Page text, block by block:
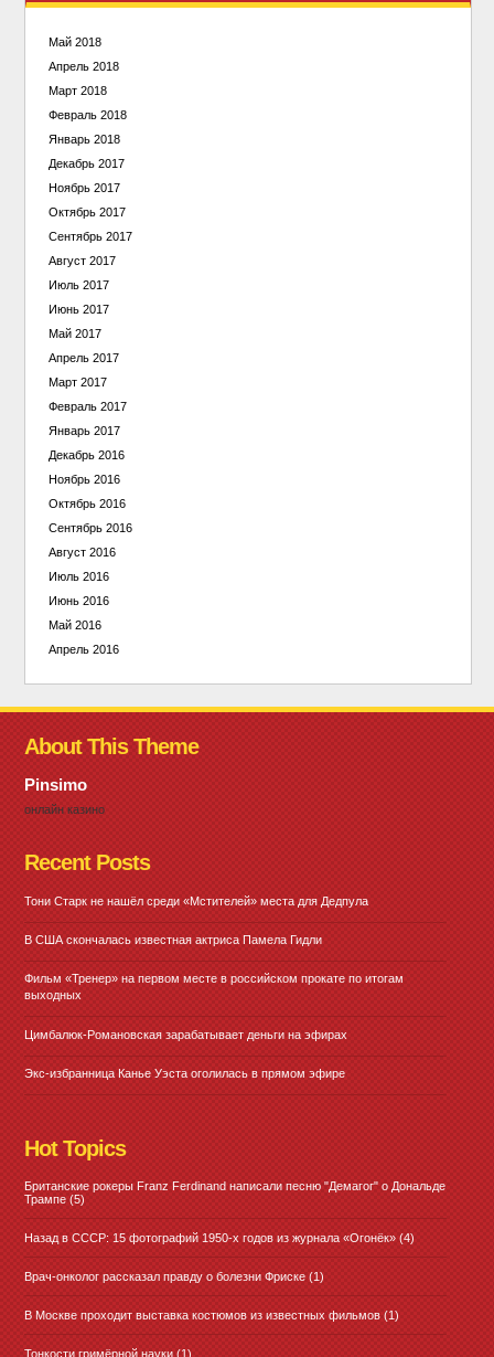
Май 2018
Апрель 2018
Март 2018
Февраль 2018
Январь 2018
Декабрь 2017
Ноябрь 2017
Октябрь 2017
Сентябрь 2017
Август 2017
Июль 2017
Июнь 2017
Май 2017
Апрель 2017
Март 2017
Февраль 2017
Январь 2017
Декабрь 2016
Ноябрь 2016
Октябрь 2016
Сентябрь 2016
Август 2016
Июль 2016
Июнь 2016
Май 2016
Апрель 2016
About This Theme
Pinsimo
онлайн казино
Recent Posts
Тони Старк не нашёл среди «Мстителей» места для Дедпула
В США скончалась известная актриса Памела Гидли
Фильм «Тренер» на первом месте в российском прокате по итогам
выходных
Цимбалюк-Романовская зарабатывает деньги на эфирах
Экс-избранница Канье Уэста оголилась в прямом эфире
Hot Topics
Британские рокеры Franz Ferdinand написали песню "Демагог" о Дональде
Трампе (5)
Назад в СССР: 15 фотографий 1950-х годов из журнала «Огонёк» (4)
Врач-онколог рассказал правду о болезни Фриске (1)
В Москве проходит выставка костюмов из известных фильмов (1)
Тонкости гримёрной науки (1)